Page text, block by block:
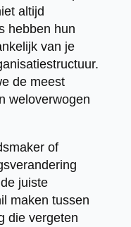
altijd
hebben hun
van je
de meest
weloverwogen
of
juiste
maken tussen
die vergeten